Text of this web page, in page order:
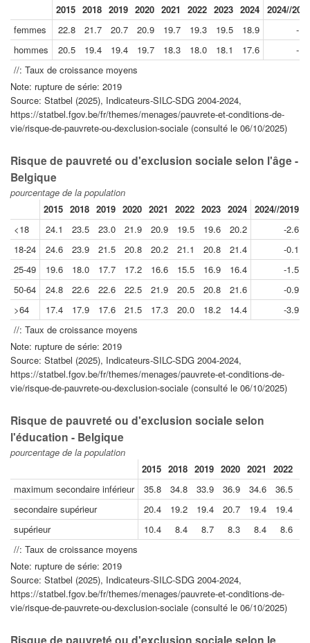
2015 2018 2019 2020 2021 2022 2023 2024 2024//
femmes
22.8 21.7 20.7 20.9 19.7 19.3 19.5 18.9
-
hommes
20.5 19.4 19.4 19.7 18.3 18.0 18.1 17.6
-
//: Taux de croissance moyens
Note: rupture de série: 2019
Source: Statbel (2025), Indicateurs-SILC-SDG 2004-2024,
https://statbel.fgov.be/fr/themes/menages/pauvrete-et-conditions-de-
vie/risque-de-pauvrete-ou-dexclusion-sociale (consulté le 06/10/2025)
Risque de pauvreté ou d'exclusion sociale selon l'âge -
Belgique
pourcentage de la population
2015 2018 2019 2020 2021 2022 2023 2024 2024//2019
<18
24.1 23.5 23.0 21.9 20.9 19.5 19.6 20.2
-2.6
18-24
24.6 23.9 21.5 20.8 20.2 21.1 20.8 21.4
-0.1
25-49
19.6 18.0 17.7 17.2 16.6 15.5 16.9 16.4
-1.5
50-64
24.8 22.6 22.6 22.5 21.9 20.5 20.8 21.6
-0.9
>64
17.4 17.9 17.6 21.5 17.3 20.0 18.2 14.4
-3.9
//: Taux de croissance moyens
Note: rupture de série: 2019
Source: Statbel (2025), Indicateurs-SILC-SDG 2004-2024,
https://statbel.fgov.be/fr/themes/menages/pauvrete-et-conditions-de-
vie/risque-de-pauvrete-ou-dexclusion-sociale (consulté le 06/10/2025)
Risque de pauvreté ou d'exclusion sociale selon
l'éducation - Belgique
pourcentage de la population
2015 2018 2019 2020 2021 2022
maximum secondaire inférieur
35.8 34.8 33.9 36.9 34.6 36.5
secondaire supérieur
20.4 19.2 19.4 20.7 19.4 19.4
supérieur
10.4 8.4 8.7 8.3 8.4 8.6
//: Taux de croissance moyens
Note: rupture de série: 2019
Source: Statbel (2025), Indicateurs-SILC-SDG 2004-2024,
https://statbel.fgov.be/fr/themes/menages/pauvrete-et-conditions-de-
vie/risque-de-pauvrete-ou-dexclusion-sociale (consulté le 06/10/2025)
Risque de pauvreté ou d'exclusion sociale selon le